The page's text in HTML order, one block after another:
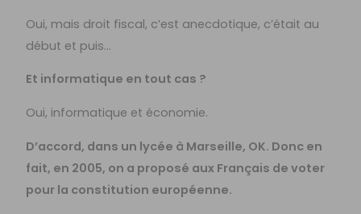
Oui, mais droit fiscal, c’est anecdotique, c’était au
début et puis…
Et informatique en tout cas ?
Oui, informatique et économie.
D’accord, dans un lycée à Marseille, OK. Donc en
fait, en 2005, on a proposé aux Français de voter
pour la constitution européenne.